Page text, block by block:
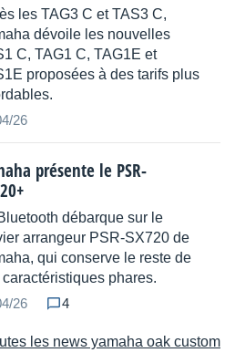
les TAG3 C et TAS3 C,
dévoile les nouvelles
C, TAG1 C, TAG1E et
proposées à des tarifs plus
26
présente le PSR-
débarque sur le
arrangeur PSR-SX720 de
qui conserve le reste de
phares.
26
4
les news yamaha oak custom